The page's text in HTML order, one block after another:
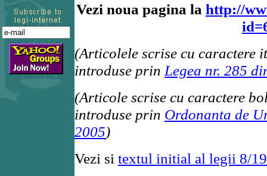
Vezi noua pagina la http://
(Articolele scrise cu caractere
introduse prin Legea nr. 285
(Articole scrise cu caractere
introduse prin Ordonanta de
2005)
Vezi si textul initial al legii 8/